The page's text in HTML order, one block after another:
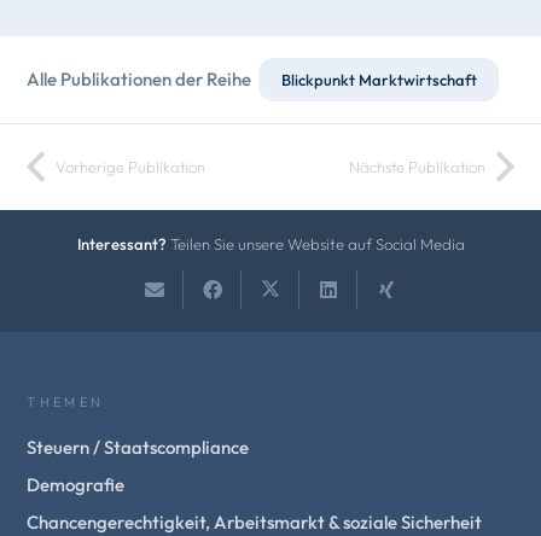
Alle Publikationen der Reihe Blickpunkt Marktwirtschaft
Vorherige Publikation Nächste Publikation
Interessant? Teilen Sie unsere Website auf Social Media
THEMEN
Steuern / Staatscompliance
Demografie
Chancengerechtigkeit, Arbeitsmarkt & soziale Sicherheit